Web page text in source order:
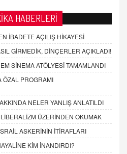
HABERLERİ
İBADETE AÇILIŞ HİKAYESİ
GİRMEDİK, DİNÇERLER AÇIKLADI!
SİNEMA ATÖLYESİ TAMAMLANDI
ÖZAL PROGRAMI
NELER YANLIŞ ANLATILDI
ÜZERİNDEN OKUMAK
ASKERİNİN İTİRAFLARI
KİM İNANDIRDI?